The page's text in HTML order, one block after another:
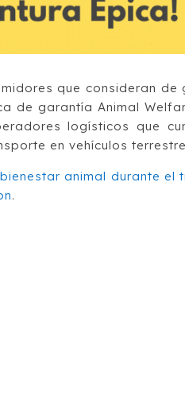
que consideran de
de garantía Animal
logísticos que
en vehículos
animal durante el
.